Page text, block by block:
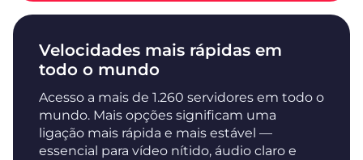
Velocidades mais rápidas em
todo o mundo
Acesso a mais de 1.260 servidores em todo o
mundo. Mais opções significam uma
ligação mais rápida e mais estável —
essencial para vídeo nítido, áudio claro e